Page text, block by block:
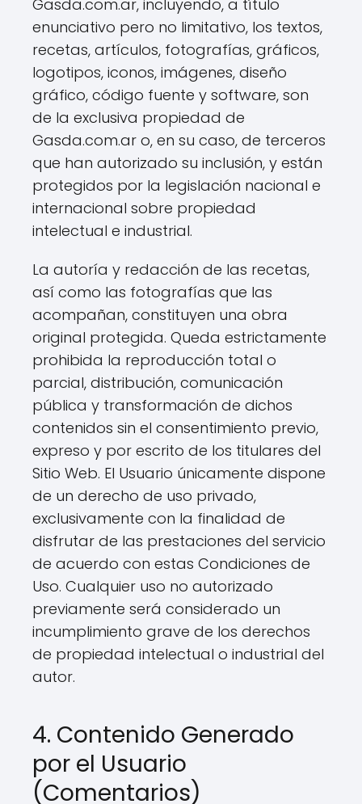
Gasda.com.ar, incluyendo, a título
enunciativo pero no limitativo, los textos,
recetas, artículos, fotografías, gráficos,
logotipos, iconos, imágenes, diseño
gráfico, código fuente y software, son
de la exclusiva propiedad de
Gasda.com.ar o, en su caso, de terceros
que han autorizado su inclusión, y están
protegidos por la legislación nacional e
internacional sobre propiedad
intelectual e industrial.
La autoría y redacción de las recetas,
así como las fotografías que las
acompañan, constituyen una obra
original protegida. Queda estrictamente
prohibida la reproducción total o
parcial, distribución, comunicación
pública y transformación de dichos
contenidos sin el consentimiento previo,
expreso y por escrito de los titulares del
Sitio Web. El Usuario únicamente dispone
de un derecho de uso privado,
exclusivamente con la finalidad de
disfrutar de las prestaciones del servicio
de acuerdo con estas Condiciones de
Uso. Cualquier uso no autorizado
previamente será considerado un
incumplimiento grave de los derechos
de propiedad intelectual o industrial del
autor.
4. Contenido Generado
por el Usuario
(Comentarios)